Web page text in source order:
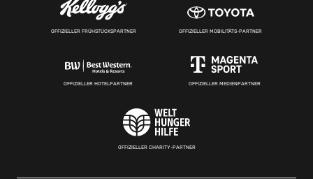
OFFIZIELLER FRÜHSTÜCKSPARTNER OFFIZIELLER MOBILITÄTS-PARTNER
OFFIZIELLER HOTELPARTNER OFFIZIELLER MEDIENPARTNER
OFFIZIELLER CHARITY-PARTNER